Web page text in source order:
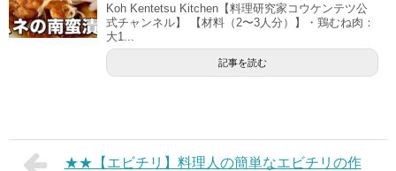
Koh Kentetsu Kitchen【料理研究家コウケンテツ公
式チャンネル】 【材料（2〜3人分）】・鶏むね肉：
大1...
記事を読む
★★【エビチリ】料理人の簡単なエビチリの作